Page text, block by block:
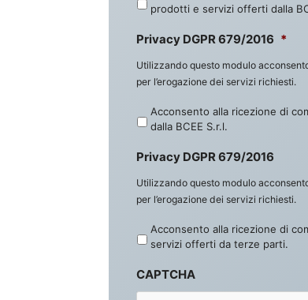
prodotti e servizi offerti dalla
Privacy DGPR 679/2016 *
Utilizzando questo modulo
per l’erogazione dei servizi richiesti.
Acconsento alla ricezione di
dalla BCEE S.r.l.
Privacy DGPR 679/2016
Utilizzando questo modulo
per l’erogazione dei servizi richiesti.
Acconsento alla ricezione di
servizi offerti da terze parti.
CAPTCHA